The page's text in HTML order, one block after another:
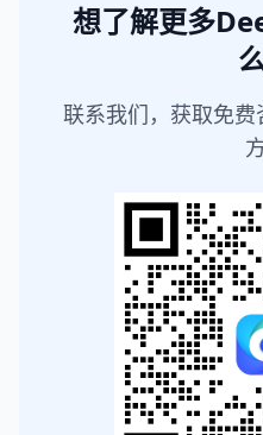
想了解更多
联系我们，获取免